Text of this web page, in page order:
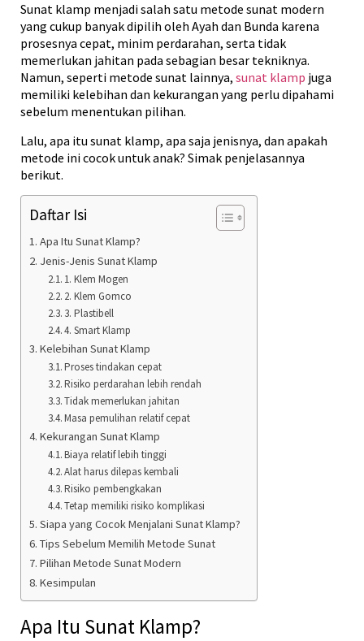
Sunat klamp menjadi salah satu metode sunat modern
yang cukup banyak dipilih oleh Ayah dan Bunda karena
prosesnya cepat, minim perdarahan, serta tidak
memerlukan jahitan pada sebagian besar tekniknya.
Namun, seperti metode sunat lainnya, sunat klamp juga
memiliki kelebihan dan kekurangan yang perlu dipahami
sebelum menentukan pilihan.
Lalu, apa itu sunat klamp, apa saja jenisnya, dan apakah
metode ini cocok untuk anak? Simak penjelasannya
berikut.
Daftar Isi
Apa Itu Sunat Klamp?
Jenis-Jenis Sunat Klamp
1. Klem Mogen
2. Klem Gomco
3. Plastibell
4. Smart Klamp
Kelebihan Sunat Klamp
Proses tindakan cepat
Risiko perdarahan lebih rendah
Tidak memerlukan jahitan
Masa pemulihan relatif cepat
Kekurangan Sunat Klamp
Biaya relatif lebih tinggi
Alat harus dilepas kembali
Risiko pembengkakan
Tetap memiliki risiko komplikasi
Siapa yang Cocok Menjalani Sunat Klamp?
Tips Sebelum Memilih Metode Sunat
Pilihan Metode Sunat Modern
Kesimpulan
Apa Itu Sunat Klamp?